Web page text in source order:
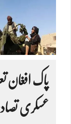
پاک افغان
عسکری